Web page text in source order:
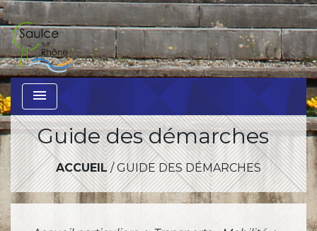
menu
Guide des démarches
ACCUEIL/GUIDE DES DÉMARCHES